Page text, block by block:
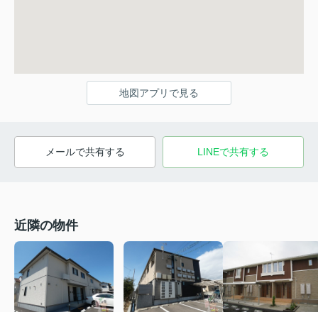
地図アプリで見る
メールで共有する LINEで共有する
近隣の物件